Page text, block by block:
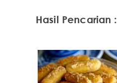
Hasil Pencarian :